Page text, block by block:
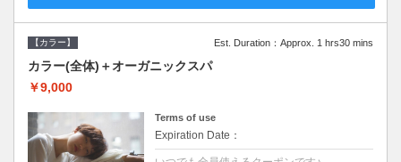
【カラー】 Est. Duration：Approx. 1 hrs30 mins
カラー(全体)＋オーガニックスパ
￥9,000
Terms of use
Expiration Date：